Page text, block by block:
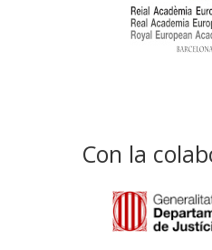
Con la